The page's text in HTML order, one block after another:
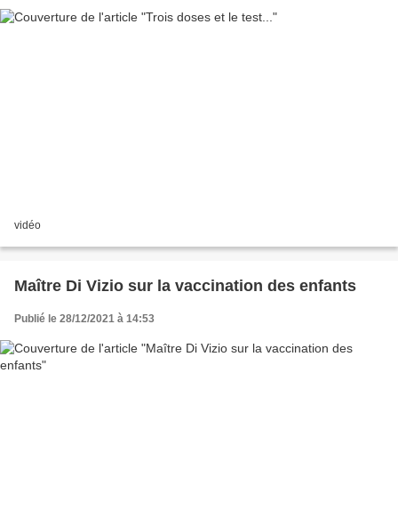
vidéo
Maître Di Vizio sur la vaccination des enfants
Publié le 28/12/2021 à 14:53